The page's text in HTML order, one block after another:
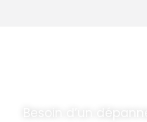
Besoin d’un